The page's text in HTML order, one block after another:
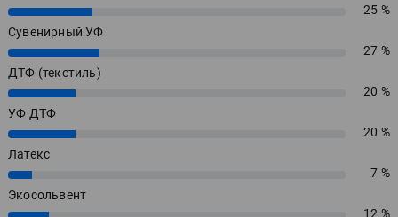
25%
25 %
Сувенирный УФ
27%
27 %
ДТФ (текстиль)
20%
20 %
УФ ДТФ
20%
20 %
Латекс
7%
7 %
Экосольвент
12 %